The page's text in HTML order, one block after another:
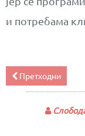
и потребама
Претходни